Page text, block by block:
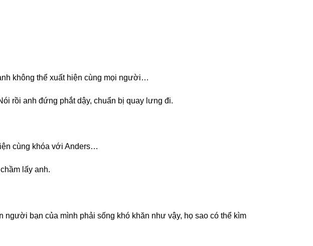
không thể xuất hiện cùng mọi người…
rồi anh đứng phắt dậy, chuẩn bị quay lưng đi.
cùng khóa với Anders…
lấy anh.
bạn của mình phải sống khó khăn như vậy, họ sao có thể kìm